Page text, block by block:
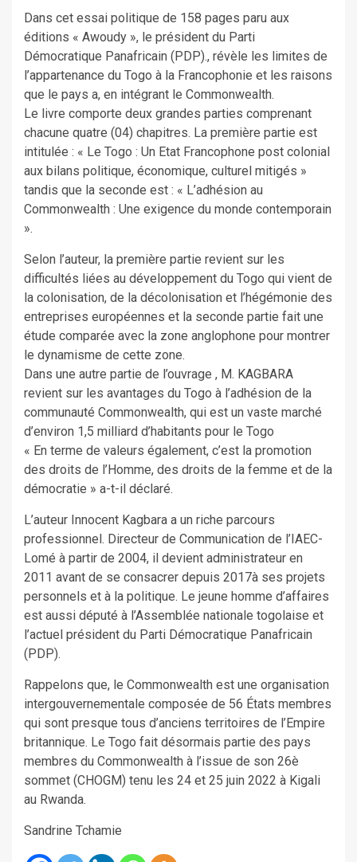
Dans cet essai politique de 158 pages paru aux
éditions « Awoudy », le président du Parti
Démocratique Panafricain (PDP)., révèle les limites de
l’appartenance du Togo à la Francophonie et les raisons
que le pays a, en intégrant le Commonwealth.
Le livre comporte deux grandes parties comprenant
chacune quatre (04) chapitres. La première partie est
intitulée : « Le Togo : Un Etat Francophone post colonial
aux bilans politique, économique, culturel mitigés »
tandis que la seconde est : « L’adhésion au
Commonwealth : Une exigence du monde contemporain
».
Selon l’auteur, la première partie revient sur les
difficultés liées au développement du Togo qui vient de
la colonisation, de la décolonisation et l’hégémonie des
entreprises européennes et la seconde partie fait une
étude comparée avec la zone anglophone pour montrer
le dynamisme de cette zone.
Dans une autre partie de l’ouvrage , M. KAGBARA
revient sur les avantages du Togo à l’adhésion de la
communauté Commonwealth, qui est un vaste marché
d’environ 1,5 milliard d’habitants pour le Togo
« En terme de valeurs également, c’est la promotion
des droits de l’Homme, des droits de la femme et de la
démocratie » a-t-il déclaré.
L’auteur Innocent Kagbara a un riche parcours
professionnel. Directeur de Communication de l’IAEC-
Lomé à partir de 2004, il devient administrateur en
2011 avant de se consacrer depuis 2017à ses projets
personnels et à la politique. Le jeune homme d’affaires
est aussi député à l’Assemblée nationale togolaise et
l’actuel président du Parti Démocratique Panafricain
(PDP).
Rappelons que, le Commonwealth est une organisation
intergouvernementale composée de 56 États membres
qui sont presque tous d’anciens territoires de l’Empire
britannique. Le Togo fait désormais partie des pays
membres du Commonwealth à l’issue de son 26è
sommet (CHOGM) tenu les 24 et 25 juin 2022 à Kigali
au Rwanda.
Sandrine Tchamie